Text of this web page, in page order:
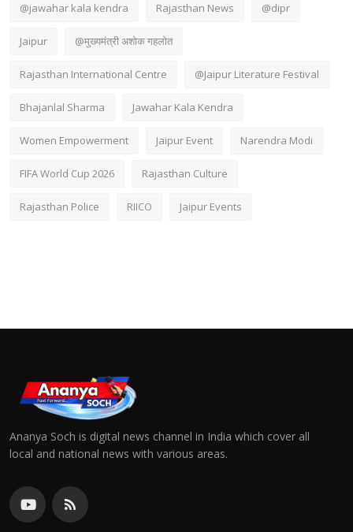
@jawahar kala kendra Rajasthan News @dipr
Jaipur @मुख्यमंत्री अशोक गहलोत
Rajasthan International Centre @Jaipur Literature Festival
Bhajanlal Sharma Jawahar Kala Kendra
Women Empowerment Jaipur Event Narendra Modi
FIFA World Cup 2026 Rajasthan Culture
Rajasthan Police RIICO Jaipur Events
Ananya Soch is digital news channel in India which cover all
local and national news with various areas.